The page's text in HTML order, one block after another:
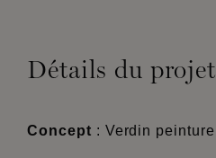
Détails du projet
Concept : Verdin peinture